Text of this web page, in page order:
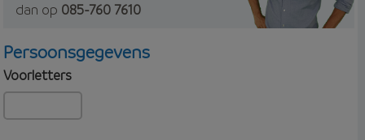
dan op 085-760 7610
Persoonsgegevens
Voorletters